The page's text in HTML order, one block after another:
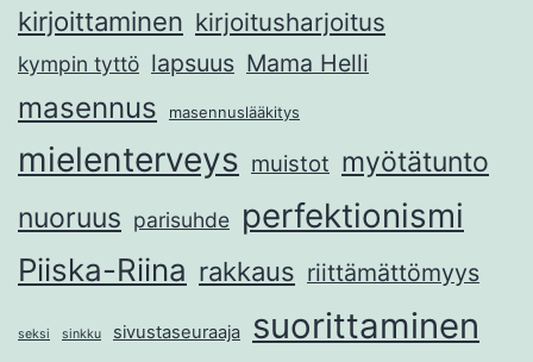
kirjoittaminen kirjoitusharjoitus
kympin tyttö lapsuus Mama Helli
masennus masennuslääkitys
mielenterveys muistot myötätunto
nuoruus parisuhde perfektionismi
Piiska-Riina rakkaus riittämättömyys
seksi sinkku sivustaseuraaja suorittaminen